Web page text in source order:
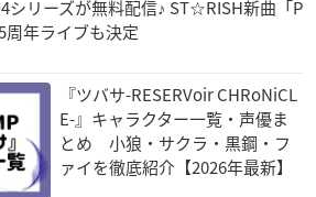
シリーズが無料配信♪ ST☆RISH新曲「P
周年ライブも決定
『ツバサ-RESERVoir CHRoNiCL
E-』キャラクター一覧・声優ま
とめ 小狼・サクラ・黒鋼・フ
ァイを徹底紹介【2026年最新】